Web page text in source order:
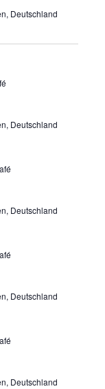
Deutschland
Deutschland
Deutschland
Deutschland
Deutschland